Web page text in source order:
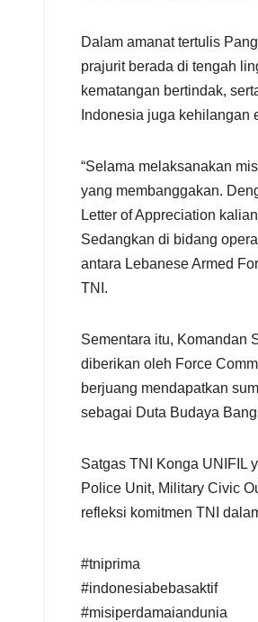
Dalam amanat tertulis
prajurit berada di tengah
kematangan bertindak,
Indonesia juga kehilangan
“Selama melaksanakan
yang membanggakan.
Letter of Appreciation
Sedangkan di bidang
antara Lebanese Armed
TNI.
Sementara itu, Komandan
diberikan oleh Force
berjuang mendapatkan
sebagai Duta Budaya
Satgas TNI Konga UNIFIL
Police Unit, Military Civic
refleksi komitmen TNI
#tniprima
#indonesiabebasaktif
#misiperdamaiandunia